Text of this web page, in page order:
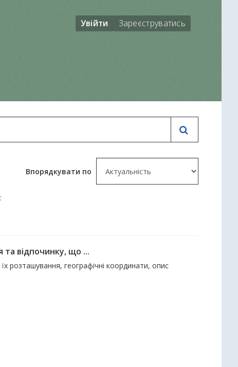
Увійти Зареєструватись
Впорядкувати по
та відпочинку, що ...
розташування, географічні координати, опис